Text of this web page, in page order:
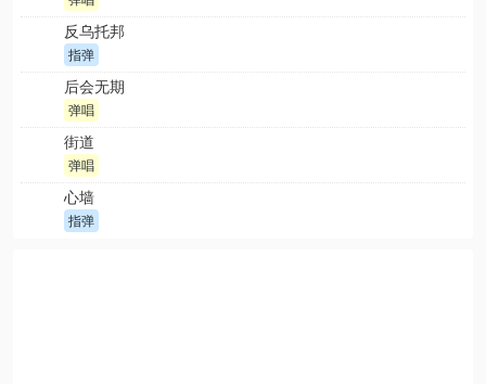
反乌托邦
指弹
后会无期
弹唱
街道
弹唱
心墙
指弹